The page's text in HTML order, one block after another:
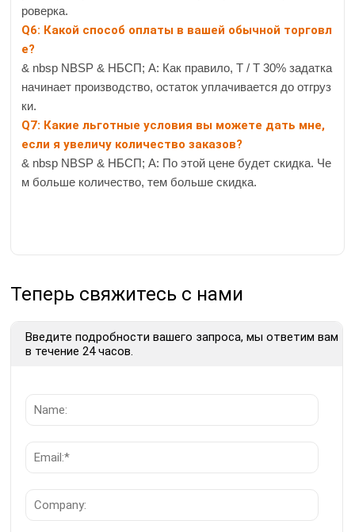
роверка.
Q6: Какой способ оплаты в вашей обычной торговл
е?
& nbsp NBSP & НБСП; А: Как правило, Т / Т 30% задатка
начинает производство, остаток уплачивается до отгруз
ки.
Q7: Какие льготные условия вы можете дать мне,
если я увеличу количество заказов?
& nbsp NBSP & НБСП; А: По этой цене будет скидка. Че
м больше количество, тем больше скидка.
Теперь свяжитесь с нами
Введите подробности вашего запроса, мы ответим вам
в течение 24 часов.